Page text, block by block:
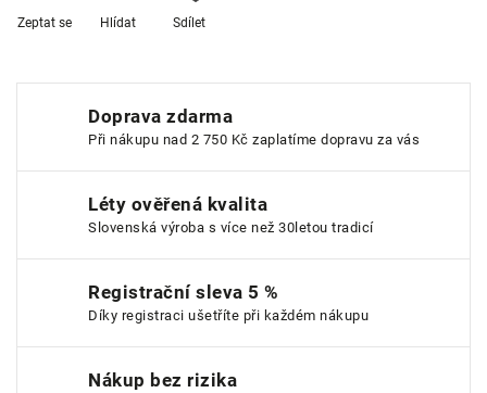
Zeptat se Hlídat Sdílet
Doprava zdarma
Při nákupu nad 2 750 Kč zaplatíme dopravu za vás
Léty ověřená kvalita
Slovenská výroba s více než 30letou tradicí
Registrační sleva 5 %
Díky registraci ušetříte při každém nákupu
Nákup bez rizika